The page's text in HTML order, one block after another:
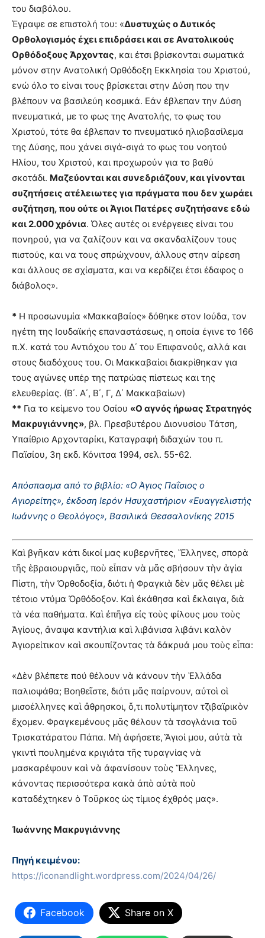
του διαβόλου.
Έγραψε σε επιστολή του: «Δυστυχώς ο Δυτικός
Ορθολογισμός έχει επιδράσει και σε Ανατολικούς
Ορθόδοξους Άρχοντας, και έτσι βρίσκονται σωματικά
μόνον στην Ανατολική Ορθόδοξη Εκκλησία του Χριστού,
ενώ όλο το είναι τους βρίσκεται στην Δύση που την
βλέπουν να βασιλεύη κοσμικά. Εάν έβλεπαν την Δύση
πνευματικά, με το φως της Ανατολής, το φως του
Χριστού, τότε θα έβλεπαν το πνευματικό ηλιοβασίλεμα
της Δύσης, που χάνει σιγά-σιγά το φως του νοητού
Ηλίου, του Χριστού, και προχωρούν για το βαθύ
σκοτάδι. Μαζεύονται και συνεδριάζουν, και γίνονται
συζητήσεις ατέλειωτες για πράγματα που δεν χωράει
συζήτηση, που ούτε οι Άγιοι Πατέρες συζητήσανε εδώ
και 2.000 χρόνια. Όλες αυτές οι ενέργειες είναι του
πονηρού, για να ζαλίζουν και να σκανδαλίζουν τους
πιστούς, και να τους σπρώχνουν, άλλους στην αίρεση
και άλλους σε σχίσματα, και να κερδίζει έτσι έδαφος ο
διάβολος».
* Η προσωνυμία «Μακκαβαίος» δόθηκε στον Ιούδα, τον
ηγέτη της Ιουδαϊκής επαναστάσεως, η οποία έγινε το 166
π.Χ. κατά του Αντιόχου του Δ΄ του Επιφανούς, αλλά και
στους διαδόχους του. Οι Μακκαβαίοι διακρίθηκαν για
τους αγώνες υπέρ της πατρώας πίστεως και της
ελευθερίας. (Β΄. Α΄, Β΄, Γ, Δ΄ Μακκαβαίων)
** Για το κείμενο του Οσίου «Ο αγνός ήρωας Στρατηγός
Μακρυγιάννης», βλ. Πρεσβυτέρου Διονυσίου Τάτση,
Υπαίθριο Αρχονταρίκι, Καταγραφή διδαχών του π.
Παϊσίου, 3η εκδ. Κόνιτσα 1994, σελ. 55-62.
Απόσπασμα από το βιβλίο: «Ο Άγιος Παΐσιος ο
Αγιορείτης», έκδοση Ιερόν Ησυχαστήριον «Ευαγγελιστής
Ιωάννης ο Θεολόγος», Βασιλικά Θεσσαλονίκης 2015
Καὶ βγῆκαν κάτι δικοί μας κυβερνῆτες, Ἕλληνες, σπορὰ
τῆς ἑβραιουργιᾶς, ποὺ εἶπαν νὰ μᾶς σβήσουν τὴν ἁγία
Πίστη, τὴν Ὀρθοδοξία, διότι ἡ Φραγκιὰ δὲν μᾶς θέλει μὲ
τέτοιο ντύμα Ὀρθόδοξον. Καὶ ἐκάθησα καὶ ἔκλαιγα, διὰ
τὰ νέα παθήματα. Καὶ ἐπῆγα εἰς τοὺς φίλους μου τοὺς
Ἁγίους, ἄναψα καντήλια καὶ λιβάνισα λιβάνι καλὸν
Ἁγιορείτικον καὶ σκουπίζοντας τὰ δάκρυά μου τοὺς εἶπα:
«Δὲν βλέπετε πού θέλουν νὰ κάνουν τὴν Ἑλλάδα
παλιοψάθα; Βοηθεῖστε, διότι μᾶς παίρνουν, αὐτοὶ οἱ
μισοέλληνες καὶ ἄθρησκοι, ὅ,τι πολυτίμητον τζιβαϊρικὸν
ἔχομεν. Φραγκεμένους μᾶς θέλουν τὰ τσογλάνια τοῦ
Τρισκατάρατου Πάπα. Μὴ ἀφήσετε, Ἅγιοί μου, αὐτὰ τὰ
γκιντὶ πουλημένα κριγιάτα τῆς τυραγνίας νὰ
μασκαρέψουν καὶ νὰ ἀφανίσουν τοὺς Ἕλληνες,
κάνοντας περισσότερα κακὰ ἀπὸ αὐτὰ ποὺ
καταδέχτηκεν ὁ Τοῦρκος ὡς τίμιος ἐχθρός μας».
Ἰωάννης Μακρυγιάννης
Πηγή κειμένου:
https://iconandlight.wordpress.com/2024/04/26/
Facebook Share on X